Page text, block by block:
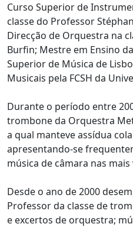
Curso Superior de
classe do Professor
Direcção de Orquestra na
Burfin; Mestre em Ensino
Superior de Música de
Musicais pela FCSH da
Durante o período entre
trombone da Orquestra
a qual manteve assídua
apresentando-se
música de câmara nas
Desde o ano de 2000
Professor da classe de
e excertos de orquestra;